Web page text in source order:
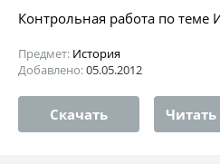
Контрольная работа по теме
Предмет: История
Добавлено:05.05.2012
Скачать